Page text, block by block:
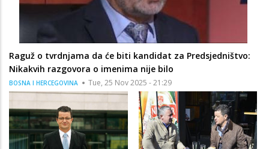
Raguž o tvrdnjama da će biti kandidat za Predsjedništvo:
Nikakvih razgovora o imenima nije bilo
BOSNA I HERCEGOVINA Tue, 25 Nov 2025 - 21:29